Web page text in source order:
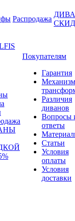
Распродажа
Покупателям
Гарантия
Различия
диванов
Вопросы
ответы
Статьи
Условия
оплаты
Условия
доставки